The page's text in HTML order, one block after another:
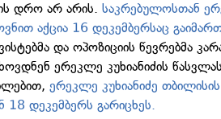
დრო არ არის.საკრებულოსთან
აქცია 16 დეკემბერსაც
და ოპოზიციის წევრებმა
ერეკლე კუხიანიძის
ერეკლე კუხიანიძე თბილისის
დეკემბერს გარიცხეს.